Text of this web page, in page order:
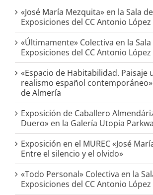
«José María Mezquita» en la Sala de
Exposiciones del CC Antonio López
«Últimamente» Colectiva en la Sala
Exposiciones del CC Antonio López
«Espacio de Habitabilidad. Paisaje
realismo español contemporáneo»
de Almería
Exposición de Caballero
Duero» en la Galería Utopia
Exposición en el MUREC «José
Entre el silencio y el olvido»
«Todo Personal» Colectiva en la
Exposiciones del CC Antonio López